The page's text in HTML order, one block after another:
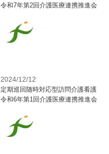
令和7年第2回介護医療連携推進会
2024/12/12
定期巡回随時対応型訪問介護看護
令和6年第1回介護医療連携推進会